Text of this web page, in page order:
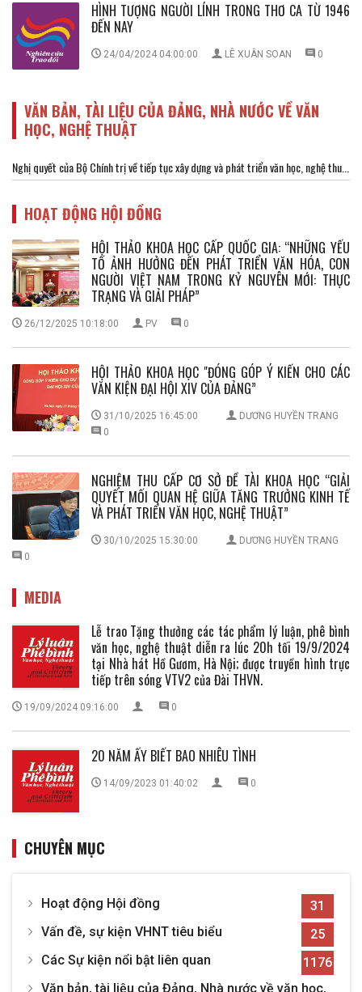
HÌNH TƯỢNG NGƯỜI LÍNH TRONG THƠ CA TỪ 1946
ĐẾN NAY
24/04/2024 04:00:00 LÊ XUÂN SOAN 0
VĂN BẢN, TÀI LIỆU CỦA ĐẢNG, NHÀ NƯỚC VỀ VĂN
HỌC, NGHỆ THUẬT
Nghị quyết của Bộ Chính trị về tiếp tục xây dựng và phát triển văn học, nghệ thu...
HOẠT ĐỘNG HỘI ĐỒNG
HỘI THẢO KHOA HỌC CẤP QUỐC GIA: “NHỮNG YẾU
TỐ ẢNH HƯỞNG ĐẾN PHÁT TRIỂN VĂN HÓA, CON
NGƯỜI VIỆT NAM TRONG KỶ NGUYÊN MỚI: THỰC
TRẠNG VÀ GIẢI PHÁP”
26/12/2025 10:18:00 PV 0
HỘI THẢO KHOA HỌC "ĐÓNG GÓP Ý KIẾN CHO CÁC
VĂN KIỆN ĐẠI HỘI XIV CỦA ĐẢNG”
31/10/2025 16:45:00
DƯƠNG HUYỀN TRANG
0
NGHIỆM THU CẤP CƠ SỞ ĐỀ TÀI KHOA HỌC “GIẢI
QUYẾT MỐI QUAN HỆ GIỮA TĂNG TRƯỞNG KINH TẾ
VÀ PHÁT TRIỂN VĂN HỌC, NGHỆ THUẬT”
30/10/2025 15:30:00
DƯƠNG HUYỀN TRANG
0
MEDIA
Lễ trao Tặng thưởng các tác phẩm lý luận, phê bình
văn học, nghệ thuật diễn ra lúc 20h tối 19/9/2024
tại Nhà hát Hồ Gươm, Hà Nội; được truyền hình trực
tiếp trên sóng VTV2 của Đài THVN.
19/09/2024 09:16:00 0
20 NĂM ẤY BIẾT BAO NHIÊU TÌNH
14/09/2023 01:40:02 0
CHUYÊN MỤC
Hoạt động Hội đồng
31
Vấn đề, sự kiện VHNT tiêu biểu
25
Các Sự kiện nổi bật liên quan
1176
Văn bản, tài liệu của Đảng, Nhà nước về văn học,